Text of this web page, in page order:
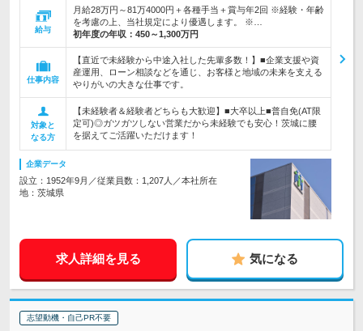
給与
月給28万円～81万4000円＋各種手当＋賞与年2回 ※経験・年齢
を考慮の上、当社規定により優遇します。 ※…
初年度の年収： 450～1,300万円
仕事内容
【直近で未経験から中途入社した先輩多数！】■企業支援や資
産運用、ローン相談などを通じ、お客様と地域の未来を支える
やりがいの大きな仕事です。
対象と
なる方
【未経験者＆経験者どちらも大歓迎】■大卒以上■普自免(AT限
定可)◎ガツガツしない営業だから未経験でも安心！茨城に腰
を据えてご活躍いただけます！
企業データ
設立：1952年9月／従業員数：1,207人／本社所在
地：茨城県
求人詳細を見る 気になる
志望動機・自己PR不要